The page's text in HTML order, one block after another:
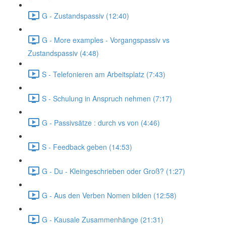
G - Zustandspassiv (12:40)
G - More examples - Vorgangspassiv vs
Zustandspassiv (4:48)
S - Telefonieren am Arbeitsplatz (7:43)
S - Schulung in Anspruch nehmen (7:17)
G - Passivsätze : durch vs von (4:46)
S - Feedback geben (14:53)
G - Du - Kleingeschrieben oder Groß? (1:27)
G - Aus den Verben Nomen bilden (12:58)
G - Kausale Zusammenhänge (21:31)